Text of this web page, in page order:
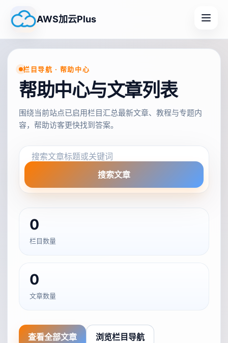
AWS加云Plus
栏目导航 · 帮助中心
帮助中心与文章列表
围绕当前站点已启用栏目汇总最新文章、教程与专题内
容，帮助访客更快找到答案。
搜索文章
0
栏目数量
0
文章数量
查看全部文章 浏览栏目导航